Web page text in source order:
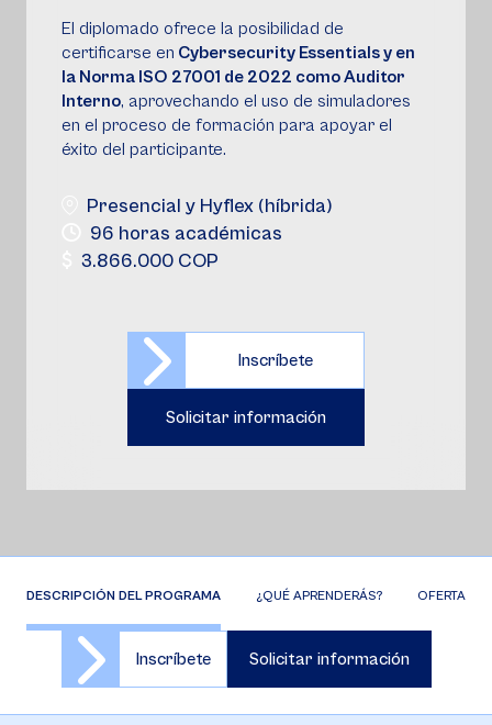
El diplomado ofrece la posibilidad de
certificarse en Cybersecurity Essentials y en
la Norma ISO 27001 de 2022 como Auditor
Interno, aprovechando el uso de simuladores
en el proceso de formación para apoyar el
éxito del participante.
96 horas académicas
Presencial y Hyflex (híbrida)
3.866.000 COP
Inscríbete
Solicitar información
DESCRIPCIÓN DEL PROGRAMA ¿QUÉ APRENDERÁS? OFERTA DE
Inscríbete Solicitar información